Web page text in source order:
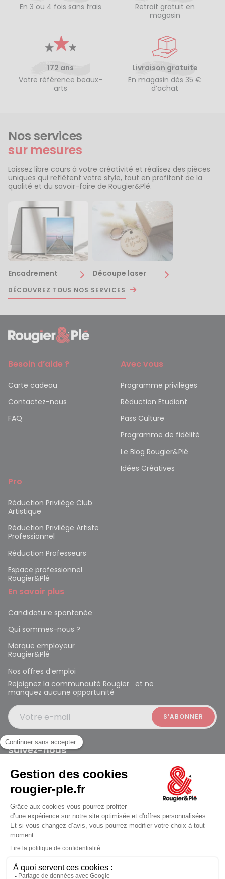
En 3 ou 4 fois sans frais
Retrait gratuit en
magasin
172 ans
Votre référence beaux-
arts
Livraison gratuite
En magasin dès 35 €
d’achat
Nos services
sur mesures
Laissez libre cours à votre créativité et réalisez des pièces
uniques qui reflètent votre style, tout en profitant de la
qualité et du savoir-faire de Rougier&Plé.
Encadrement Découpe laser
DÉCOUVREZ TOUS NOS SERVICES
Besoin d’aide ?
Carte cadeau
Contactez-nous
FAQ
Avec vous
Programme privilèges
Réduction Etudiant
Pass Culture
Programme de fidélité
Le Blog Rougier&Plé
Idées Créatives
Pro
Réduction Privilège Club
Artistique
Réduction Privilège Artiste
Professionnel
Réduction Professeurs
Espace professionnel
Rougier&Plé
En savoir plus
Candidature spontanée
Qui sommes-nous ?
Marque employeur
Rougier&Plé
Nos offres d’emploi
Rejoignez la communauté Rougier et ne
manquez aucune opportunité
Votre e-mail
Suivez-nous
Rougier et Plé 2024 Copyright
Mentions légales
Conditions générales des ventes